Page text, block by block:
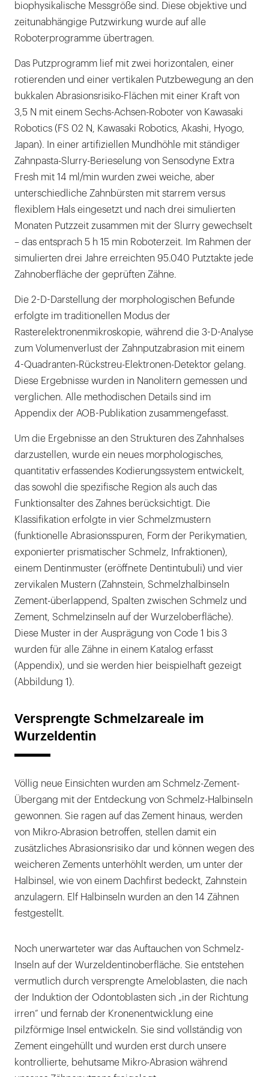
biophysikalische Messgröße sind. Diese objektive und
zeitunabhängige Putzwirkung wurde auf alle
Roboterprogramme übertragen.
Das Putzprogramm lief mit zwei horizontalen, einer
rotierenden und einer vertikalen Putzbewegung an den
bukkalen Abrasionsrisiko-Flächen mit einer Kraft von
3,5 N mit einem Sechs-Achsen-Roboter von Kawasaki
Robotics (FS 02 N, Kawasaki Robotics, Akashi, Hyogo,
Japan). In einer artifiziellen Mundhöhle mit ständiger
Zahnpasta-Slurry-Berieselung von Sensodyne Extra
Fresh mit 14 ml/min wurden zwei weiche, aber
unterschiedliche Zahnbürsten mit starrem versus
flexiblem Hals eingesetzt und nach drei simulierten
Monaten Putzzeit zusammen mit der Slurry gewechselt
– das entsprach 5 h 15 min Roboterzeit. Im Rahmen der
simulierten drei Jahre erreichten 95.040 Putztakte jede
Zahnoberfläche der geprüften Zähne.
Die 2-D-Darstellung der morphologischen Befunde
erfolgte im traditionellen Modus der
Rasterelektronenmikroskopie, während die 3-D-Analyse
zum Volumenverlust der Zahnputzabrasion mit einem
4-Quadranten-Rückstreu-Elektronen-Detektor gelang.
Diese Ergebnisse wurden in Nanolitern gemessen und
verglichen. Alle methodischen Details sind im
Appendix der AOB-Publikation zusammengefasst.
Um die Ergebnisse an den Strukturen des Zahnhalses
darzustellen, wurde ein neues morphologisches,
quantitativ erfassendes Kodierungssystem entwickelt,
das sowohl die spezifische Region als auch das
Funktionsalter des Zahnes berücksichtigt. Die
Klassifikation erfolgte in vier Schmelzmustern
(funktionelle Abrasionsspuren, Form der Perikymatien,
exponierter prismatischer Schmelz, Infraktionen),
einem Dentinmuster (eröffnete Dentintubuli) und vier
zervikalen Mustern (Zahnstein, Schmelzhalbinseln
Zement-überlappend, Spalten zwischen Schmelz und
Zement, Schmelzinseln auf der Wurzeloberfläche).
Diese Muster in der Ausprägung von Code 1 bis 3
wurden für alle Zähne in einem Katalog erfasst
(Appendix), und sie werden hier beispielhaft gezeigt
(Abbildung 1).
Versprengte Schmelzareale im
Wurzeldentin
Völlig neue Einsichten wurden am Schmelz-Zement-
Übergang mit der Entdeckung von Schmelz-Halbinseln
gewonnen. Sie ragen auf das Zement hinaus, werden
von Mikro-Abrasion betroffen, stellen damit ein
zusätzliches Abrasionsrisiko dar und können wegen des
weicheren Zements unterhöhlt werden, um unter der
Halbinsel, wie von einem Dachfirst bedeckt, Zahnstein
anzulagern. Elf Halbinseln wurden an den 14 Zähnen
festgestellt.
Noch unerwarteter war das Auftauchen von Schmelz-
Inseln auf der Wurzeldentinoberfläche. Sie entstehen
vermutlich durch versprengte Ameloblasten, die nach
der Induktion der Odontoblasten sich „in der Richtung
irren“ und fernab der Kronenentwicklung eine
pilzförmige Insel entwickeln. Sie sind vollständig von
Zement eingehüllt und wurden erst durch unsere
kontrollierte, behutsame Mikro-Abrasion während